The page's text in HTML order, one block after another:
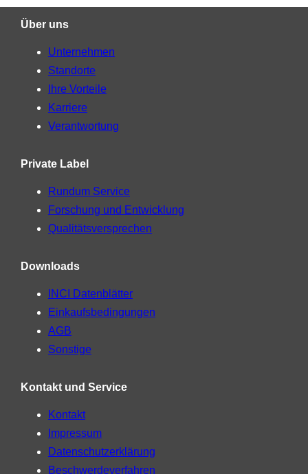
Über uns
Unternehmen
Standorte
Ihre Vorteile
Karriere
Verantwortung
Private Label
Rundum Service
Forschung und Entwicklung
Qualitätsversprechen
Downloads
INCI Datenblätter
Einkaufsbedingungen
AGB
Sonstige
Kontakt und Service
Kontakt
Impressum
Datenschutzerklärung
Beschwerdeverfahren